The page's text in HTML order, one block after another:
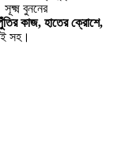
বুননের
পুঁতির কাজ, হাতের ক্রোশে,
সহ।